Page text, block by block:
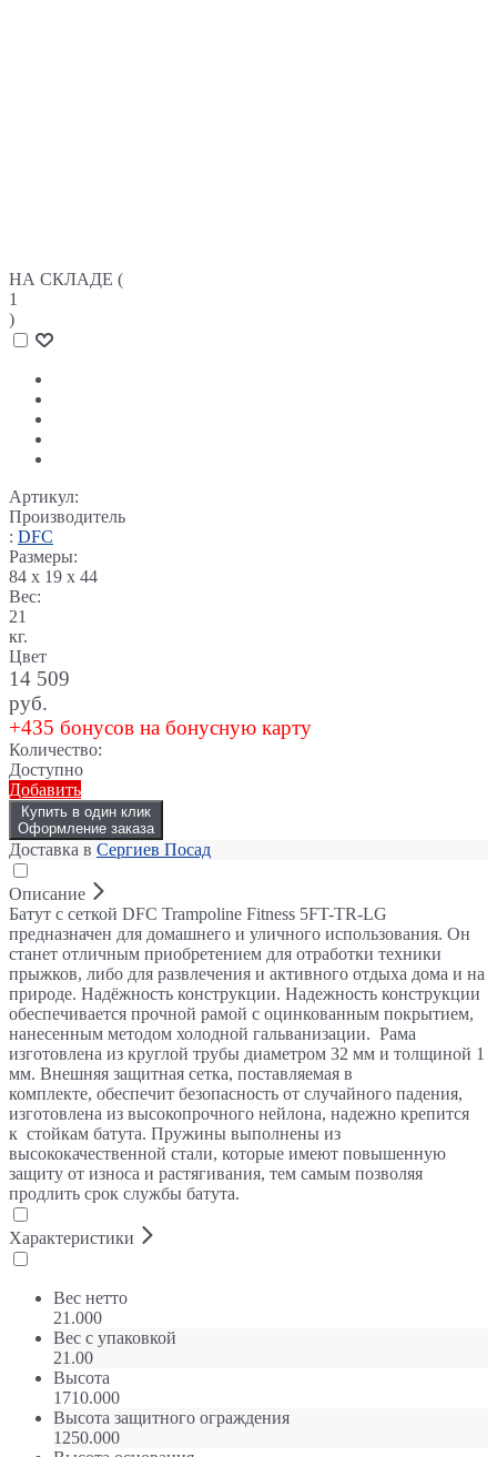
НА СКЛАДЕ (
1
)
Артикул:
Производитель
: DFC
Размеры:
84 x 19 x 44
Вес:
21
кг.
Цвет
14 509
руб.
+435 бонусов на бонусную карту
Количество:
Доступно
Добавить
Купить в один клик
Оформление заказа
Доставка в Сергиев Посад
Описание
Батут с сеткой DFC Trampoline Fitness 5FT-TR-LG
предназначен для домашнего и уличного использования. Он
станет отличным приобретением для отработки техники
прыжков, либо для развлечения и активного отдыха дома и на
природе. Надёжность конструкции. Надежность конструкции
обеспечивается прочной рамой с оцинкованным покрытием,
нанесенным методом холодной гальванизации. Рама
изготовлена из круглой трубы диаметром 32 мм и толщиной 1
мм. Внешняя защитная сетка, поставляемая в
комплекте, обеспечит безопасность от случайного падения,
изготовлена из высокопрочного нейлона, надежно крепится
к стойкам батута. Пружины выполнены из
высококачественной стали, которые имеют повышенную
защиту от износа и растягивания, тем самым позволяя
продлить срок службы батута.
Характеристики
Вес нетто
21.000
Вес с упаковкой
21.00
Высота
1710.000
Высота защитного ограждения
1250.000